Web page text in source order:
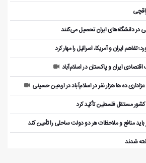
ایران و آمریکا، اسرائیل را مهار کرد
ایران و پاکستان در اسلام‌آباد
ده ها هزار نفر در اسلام‌آباد در اربعین حسینی
کشور مستقل فلسطین تأکید کرد
منافع و ملاحظات هر دو دولت ساحلی را تأمین کند